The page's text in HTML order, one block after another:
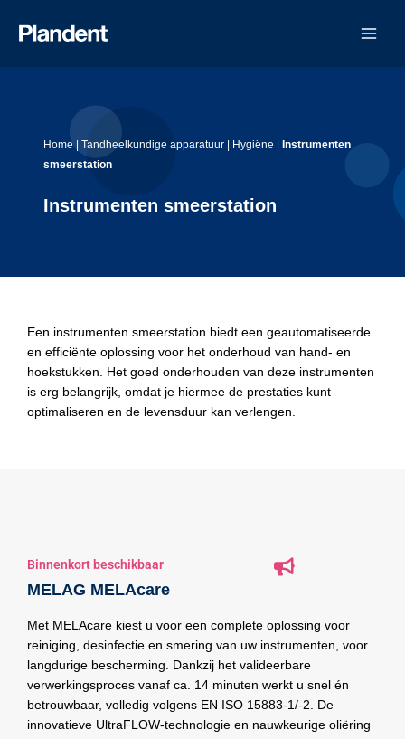
naar
Home| Tandheelkundige apparatuur Hygiëne
Instrumenten
smeerstation
Instrumenten smeerstation
Een instrumenten smeerstation biedt een geautomatiseerde
en efficiënte oplossing voor het onderhoud van hand- en
hoekstukken. Het goed onderhouden van deze instrumenten
is erg belangrijk, omdat je hiermee de prestaties kunt
optimaliseren en de levensduur kan verlengen.
Binnenkort beschikbaar
MELAG MELAcare
Met MELAcare kiest u voor een complete oplossing voor
reiniging, desinfectie en smering van uw instrumenten, voor
langdurige bescherming. Dankzij het valideerbare
verwerkingsproces vanaf ca. 14 minuten werkt u snel én
betrouwbaar, volledig volgens EN ISO 15883-1/-2. De
innovatieve UltraFLOW-technologie en nauwkeurige oliëring